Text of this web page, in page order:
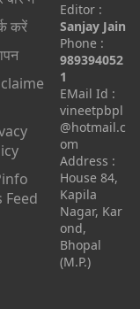
करें
Feed
Editor :
Sanjay Jain
Phone :
989394052
1
EMail Id :
vineetpbpl
@hotmail.c
om
Address :
House 84,
Kapila
Nagar, Kar
ond,
Bhopal
(M.P.)